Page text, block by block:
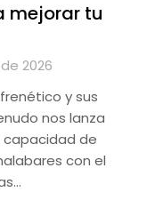
mejorar tu
2026
y sus
nos lanza
de
con el